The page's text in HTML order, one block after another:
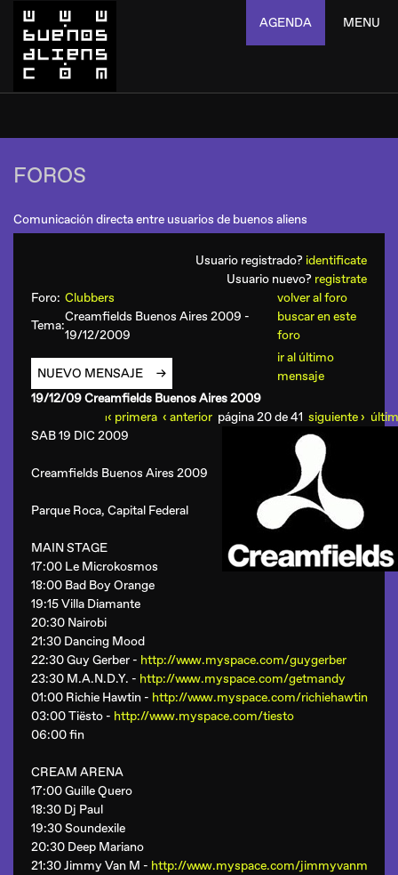
AGENDA MENU
FOROS
Comunicación directa entre usuarios de buenos aliens
Usuario registrado? identificate
Usuario nuevo? registrate
Foro: Clubbers
volver al foro
Tema:
Creamfields Buenos Aires 2009 -
19/12/2009
buscar en este
foro
NUEVO MENSAJE
ir al último
mensaje
19/12/09 Creamfields Buenos Aires 2009
ı‹ primera ‹ anterior página 20 de 41 siguiente ›
SAB 19 DIC 2009
Creamfields Buenos Aires 2009
Parque Roca, Capital Federal
MAIN STAGE
17:00 Le Microkosmos
18:00 Bad Boy Orange
19:15 Villa Diamante
20:30 Nairobi
21:30 Dancing Mood
22:30 Guy Gerber - http://www.myspace.com/guygerber
23:30 M.A.N.D.Y. - http://www.myspace.com/getmandy
01:00 Richie Hawtin - http://www.myspace.com/richiehawtin
03:00 Tiësto - http://www.myspace.com/tiesto
06:00 fin
CREAM ARENA
17:00 Guille Quero
18:30 Dj Paul
19:30 Soundexile
20:30 Deep Mariano
21:30 Jimmy Van M - http://www.myspace.com/jimmyvanm